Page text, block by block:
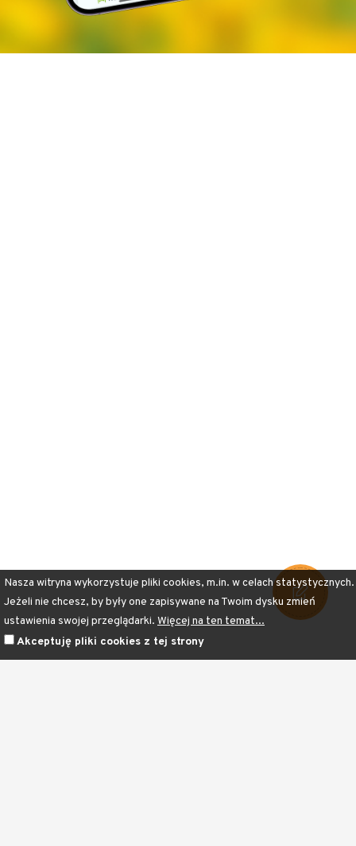
Nasza witryna wykorzystuje pliki cookies, m.in. w celach statystycznych.
Jeżeli nie chcesz, by były one zapisywane na Twoim dysku zmień
ustawienia swojej przeglądarki. Więcej na ten temat...
Akceptuję pliki cookies z tej strony